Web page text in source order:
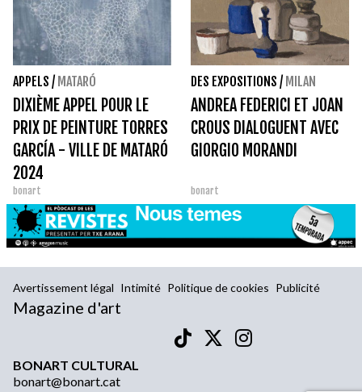
APPELS / MATARÓ
DIXIÈME APPEL POUR LE
PRIX DE PEINTURE TORRES
GARCÍA - VILLE DE MATARÓ
2024
bonart
DES EXPOSITIONS / MILAN
ANDREA FEDERICI ET JOAN
CROUS DIALOGUENT AVEC
GIORGIO MORANDI
bonart
Avertissement légal Intimité Politique de cookies Publicité
Magazine d'art
BONART CULTURAL
bonart@bonart.cat